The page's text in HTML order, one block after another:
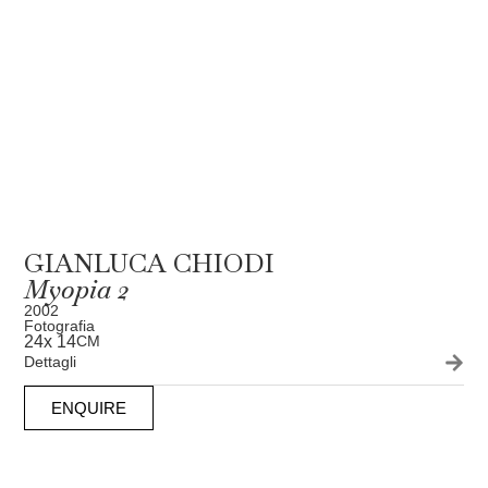
GIANLUCA CHIODI
Myopia 2
2002
Fotografia
24x 14CM
Dettagli
ENQUIRE